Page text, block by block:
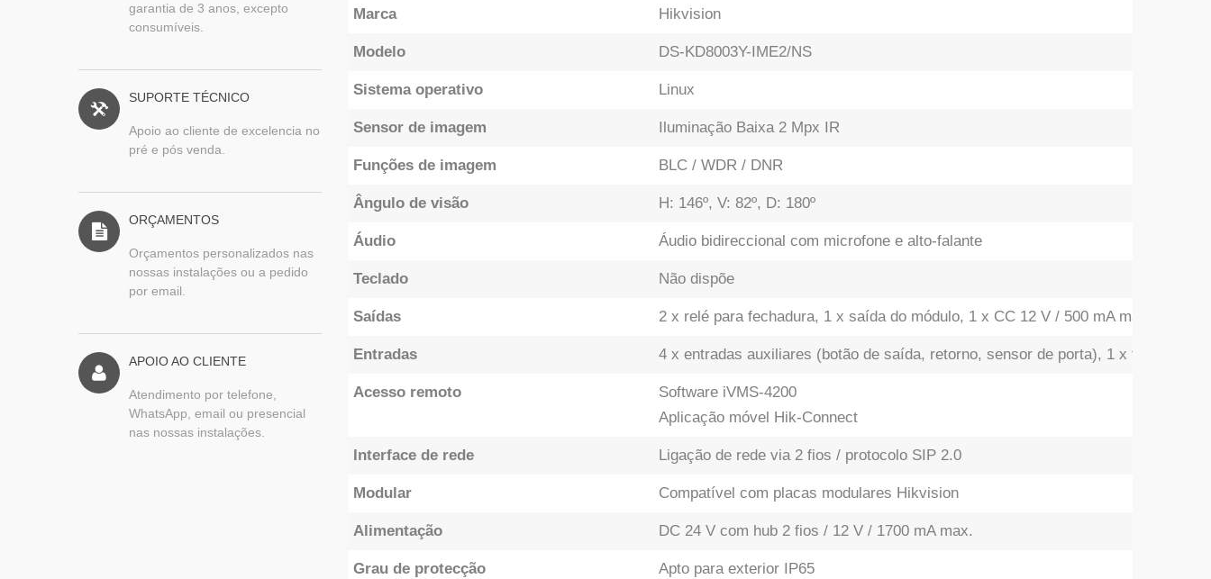
garantia de 3 anos, excepto
consumíveis.
SUPORTE TÉCNICO
Apoio ao cliente de excelencia no
pré e pós venda.
ORÇAMENTOS
Orçamentos personalizados nas
nossas instalações ou a pedido
por email.
APOIO AO CLIENTE
Atendimento por telefone,
WhatsApp, email ou presencial
nas nossas instalações.
Marca Hikvision
Modelo DS-KD8003Y-IME2/NS
Sistema operativo Linux
Sensor de imagem Iluminação Baixa 2 Mpx IR
Funções de imagem BLC / WDR / DNR
Ângulo de visão H: 146º, V: 82º, D: 180º
Áudio Áudio bidireccional com microfone e alto-falante
Teclado Não dispõe
Saídas 2 x relé para fechadura, 1 x saída do módulo, 1 x CC 12 V / 500 mA máx..
Entradas 4 x entradas auxiliares (botão de saída, retorno, sensor de porta), 1 x tamper
Acesso remoto
Software iVMS-4200
Aplicação móvel Hik-Connect
Interface de rede Ligação de rede via 2 fios / protocolo SIP 2.0
Modular Compatível com placas modulares Hikvision
Alimentação DC 24 V com hub 2 fios / 12 V / 1700 mA max.
Grau de protecção Apto para exterior IP65